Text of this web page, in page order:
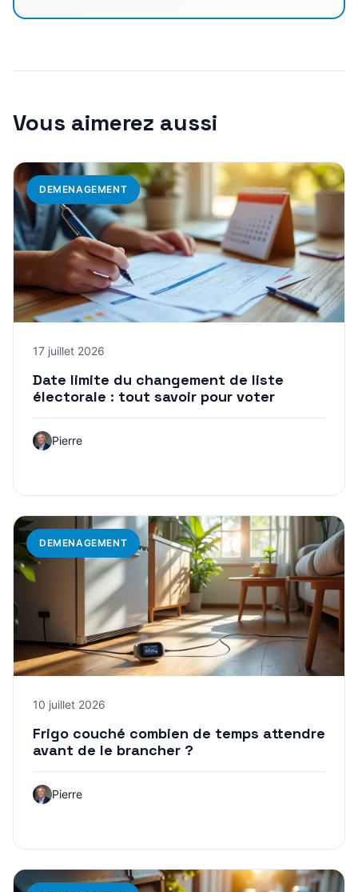
Vous aimerez aussi
DEMENAGEMENT
17 juillet 2026
Date limite du changement de liste
électorale : tout savoir pour voter
Pierre
DEMENAGEMENT
10 juillet 2026
Frigo couché combien de temps attendre
avant de le brancher ?
Pierre